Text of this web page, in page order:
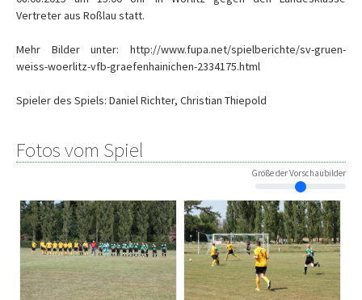
Vertreter aus Roßlau statt.
Mehr Bilder unter: http://www.fupa.net/spielberichte/sv-gruen-
weiss-woerlitz-vfb-graefenhainichen-2334175.html
Spieler des Spiels: Daniel Richter, Christian Thiepold
Fotos vom Spiel
Größe der Vorschaubilder